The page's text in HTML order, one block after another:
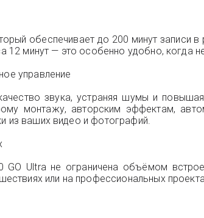
обеспечивает до 200 минут записи
12 минут — это особенно удобно, когда
управление
звука, устраняя шумы и
монтажу, авторским эффектам,
из ваших видео и фотографий.
GO Ultra не ограничена объёмом
или на профессиональных